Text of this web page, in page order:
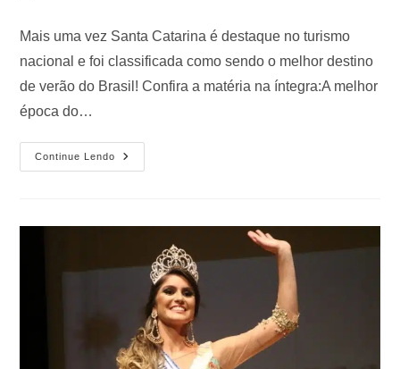
Mais uma vez Santa Catarina é destaque no turismo
nacional e foi classificada como sendo o melhor destino
de verão do Brasil! Confira a matéria na íntegra:A melhor
época do…
Continue Lendo